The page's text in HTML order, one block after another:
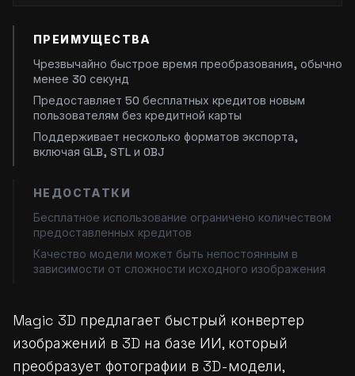
ПРЕИМУЩЕСТВА
Чрезвычайно быстрое время преобразования, обычно
менее 30 секунд
Предоставляет 50 бесплатных кредитов новым
пользователям без кредитной карты
Поддерживает несколько форматов экспорта,
включая GLB, STL и OBJ
НЕДОСТАТКИ
Бесплатное использование ограничено количеством
предоставленных кредитов
Качество модели может быть непостоянным в
зависимости от сложности исходного изображения
Magic 3D предлагает быстрый конвертер
изображений в 3D на базе ИИ, который
преобразует фотографии в 3D-модели,